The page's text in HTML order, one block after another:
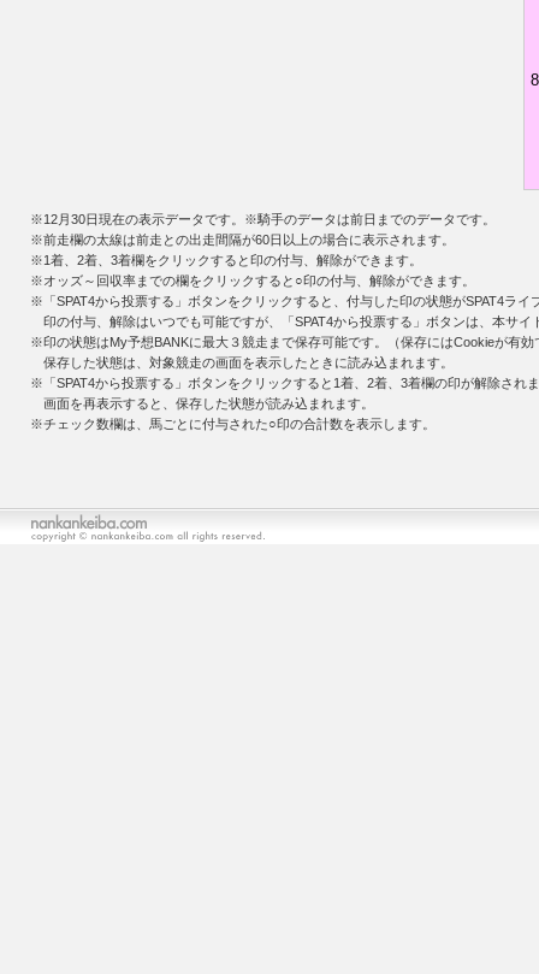
8
※12月30日現在の表示データです。※騎手のデータは前日までのデータです。
※前走欄の太線は前走との出走間隔が60日以上の場合に表示されます。
※1着、2着、3着欄をクリックすると印の付与、解除ができます。
※オッズ～回収率までの欄をクリックすると○印の付与、解除ができます。
※「SPAT4から投票する」ボタンをクリックすると、付与した印の状態がSPAT4ライ
印の付与、解除はいつでも可能ですが、「SPAT4から投票する」ボタンは、本サ
※印の状態はMy予想BANKに最大３競走まで保存可能です。（保存にはCookieが
保存した状態は、対象競走の画面を表示したときに読み込まれます。
※「SPAT4から投票する」ボタンをクリックすると1着、2着、3着欄の印が解除され
画面を再表示すると、保存した状態が読み込まれます。
※チェック数欄は、馬ごとに付与された○印の合計数を表示します。